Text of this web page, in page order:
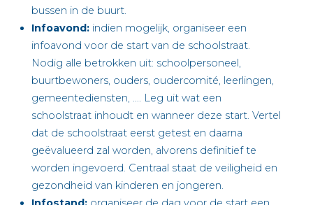
bussen in de buurt.
Infoavond:indien mogelijk, organiseer een
infoavond voor de start van de schoolstraat.
Nodig alle betrokken uit: schoolpersoneel,
buurtbewoners, ouders, oudercomité, leerlingen,
gemeentediensten, …. Leg uit wat een
schoolstraat inhoudt en wanneer deze start. Vertel
dat de schoolstraat eerst getest en daarna
geëvalueerd zal worden, alvorens definitief te
worden ingevoerd. Centraal staat de veiligheid en
gezondheid van kinderen en jongeren.